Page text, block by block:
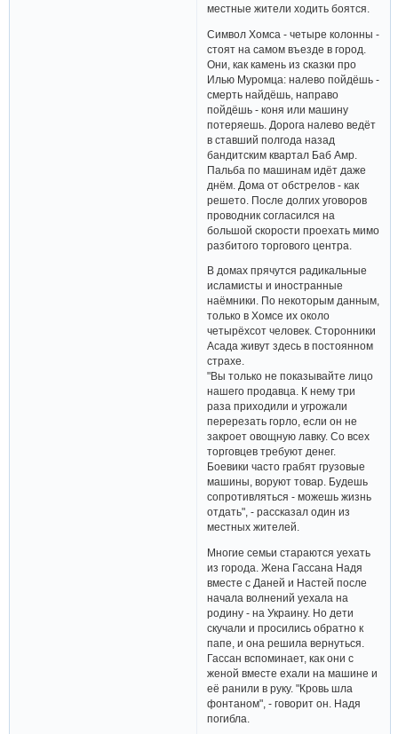
местные жители ходить боятся.
Символ Хомса - четыре колонны -
стоят на самом въезде в город.
Они, как камень из сказки про
Илью Муромца: налево пойдёшь -
смерть найдёшь, направо
пойдёшь - коня или машину
потеряешь. Дорога налево ведёт
в ставший полгода назад
бандитским квартал Баб Амр.
Пальба по машинам идёт даже
днём. Дома от обстрелов - как
решето. После долгих уговоров
проводник согласился на
большой скорости проехать мимо
разбитого торгового центра.
В домах прячутся радикальные
исламисты и иностранные
наёмники. По некоторым данным,
только в Хомсе их около
четырёхсот человек. Сторонники
Асада живут здесь в постоянном
страхе.
"Вы только не показывайте лицо
нашего продавца. К нему три
раза приходили и угрожали
перерезать горло, если он не
закроет овощную лавку. Со всех
торговцев требуют денег.
Боевики часто грабят грузовые
машины, воруют товар. Будешь
сопротивляться - можешь жизнь
отдать", - рассказал один из
местных жителей.
Многие семьи стараются уехать
из города. Жена Гассана Надя
вместе с Даней и Настей после
начала волнений уехала на
родину - на Украину. Но дети
скучали и просились обратно к
папе, и она решила вернуться.
Гассан вспоминает, как они с
женой вместе ехали на машине и
её ранили в руку. "Кровь шла
фонтаном", - говорит он. Надя
погибла.